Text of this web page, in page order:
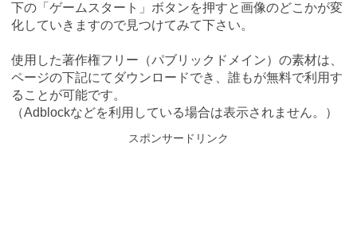
下の「ゲームスタート」ボタンを押すと画像のどこかが変
化していきますので見つけてみて下さい。
使用した著作権フリー（パブリックドメイン）の素材は、
ページの下記にてダウンロードでき、誰もが無料で利用す
ることが可能です。
（Adblockなどを利用している場合は表示されません。）
スポンサードリンク